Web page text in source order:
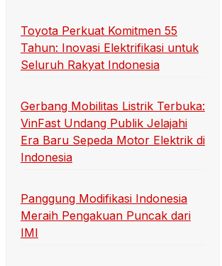
Toyota Perkuat Komitmen 55
Tahun: Inovasi Elektrifikasi untuk
Seluruh Rakyat Indonesia
Gerbang Mobilitas Listrik Terbuka:
VinFast Undang Publik Jelajahi
Era Baru Sepeda Motor Elektrik di
Indonesia
Panggung Modifikasi Indonesia
Meraih Pengakuan Puncak dari
IMI